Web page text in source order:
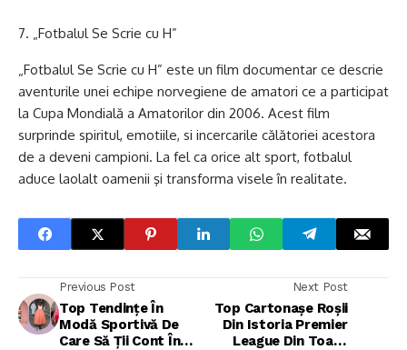
„Fotbalul Se Scrie cu H”
„Fotbalul Se Scrie cu H” este un film documentar ce descrie
aventurile unei echipe norvegiene de amatori ce a participat
la Cupa Mondială a Amatorilor din 2006. Acest film
surprinde spiritul, emotiile, si incercarile călătoriei acestora
de a deveni campioni. La fel ca orice alt sport, fotbalul
aduce laolalt oamenii şi transforma visele în realitate.
Previous Post
Top Tendințe În
Modă Sportivă De
Care Să Ții Cont În
Next Post
Top Cartonașe Roșii
Din Istoria Premier
League Din Toate